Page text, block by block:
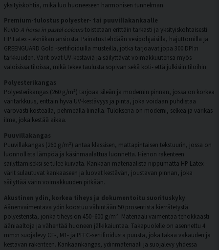
yksityiskohtia, mikä luo huoneeseen harmonisen tunnelman.
Premium-tulostus polyester- tai puuvillakankaalle
Kuvio A horse in pastel colourstoistetaan erittäin tarkasti ja yksityiskohtaisesti
HP Latex -tekniikan ansiosta. Painatus tehdään vesipohjaisilla, hajuttomilla ja
GREENGUARD Gold -sertifioiduilla musteilla, jotka tarjoavat jopa 300 DPI:n
tarkkuuden. Värit ovat UV-kestäviä ja säilyttävät voimakkuutensa myös
valoisissa tiloissa, mikä tekee taulusta sopivan sekä koti- että julkisiin tiloihin.
Polyesterikangas
Polyesterikangas (260 g/m²) tarjoaa sileän ja modernin pinnan, jossa on korkea
väritarkkuus, erittäin hyvä UV-kestävyys ja pinta, joka voidaan puhdistaa
varovasti kostealla, pehmeällä liinalla. Tuloksena on moderni, selkeä ja värikäs
ilme, joka kestää aikaa.
Puuvillakangas
Puuvillakangas (260 g/m²) antaa klassisen, mattapintaisen tekstuurin, jossa on
luonnollista lämpöä ja käsinmaalattua luonnetta. Hienon rakenteen
säilyttämiseksi se tulee kuivata. Kankaan materiaalista riippumatta HP Latex -
värit sulautuvat kankaaseen ja luovat kestävän, joustavan pinnan, joka
säilyttää värin voimakkuuden pitkään.
Akustinen ydin, korkea tiheys ja dokumentoitu suorituskyky
Äänenvaimentava ydin koostuu vähintään 50 prosentista kierrätetystä
polyesteristä, jonka tiheys on 450–600 g/m². Materiaali vaimentaa tehokkaasti
ääniaaltoja ja vähentää huoneen jälkikaiuntaa. Takapuolelle on asennettu 4
mm:n suojalevy CE-, M1- ja PEFC-sertifioidusta puusta, joka takaa vakauden ja
kestävän rakenteen. Kankaankangas, ydinmateriaali ja suojalevy yhdessä